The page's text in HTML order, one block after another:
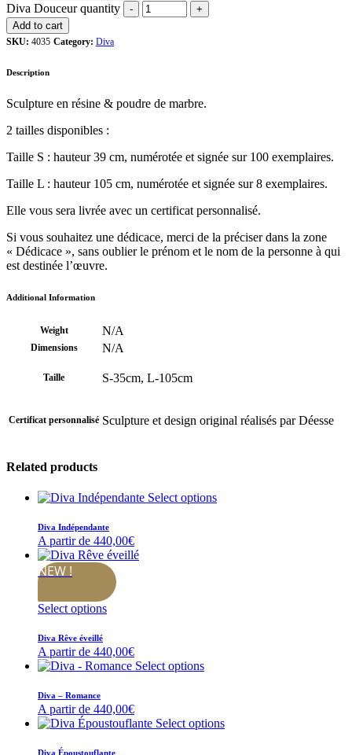
Diva Douceur quantity
Add to cart
SKU: 4035 Category: Diva
Description
Sculpture en résine & poudre de marbre.
2 tailles disponibles :
Taille S : hauteur 39 cm, numérotée et signée sur 100 exemplaires.
Taille L : hauteur 105 cm, numérotée et signée sur 8 exemplaires.
Elle vous sera livrée avec un certificat personnalisé.
Si vous souhaitez une dédicace, merci de la préciser dans la zone
« Dédicace », sans oublier le prénom et le nom de la personne à qui
est destinée l’œuvre.
Additional Information
Weight N/A
Dimensions N/A
Taille S-35cm, L-105cm
Certificat personnalisé Sculpture et design original réalisés par Déesse
Related products
Select options
Diva Indépendante
A partir de 440,00€
NEW !
Select options
Diva Rêve éveillé
A partir de 440,00€
Select options
Diva – Romance
A partir de 440,00€
Select options
Diva Époustouflante